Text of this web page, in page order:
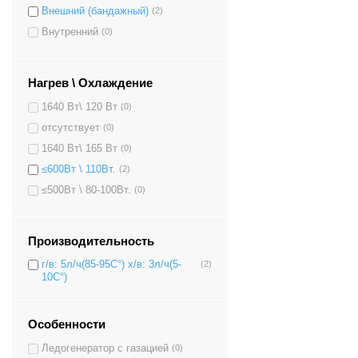
Внешний (бандажный) (2)
Внутренний (0)
Нагрев \ Охлаждение
1640 Вт\ 120 Вт (0)
отсутствует (0)
1640 Вт\ 165 Вт (0)
≤600Вт \ 110Вт. (2)
≤500Вт \ 80-100Вт. (0)
Производительность
г/в: 5л/ч(85-95C°) х/в: 3л/ч(5-
10C°)
(2)
Особенности
Ледогенератор с газацией (0)